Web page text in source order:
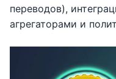
переводов),
агрегаторами и